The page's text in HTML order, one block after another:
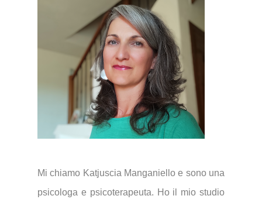
Mi chiamo Katjuscia Manganiello e sono una
psicologa e psicoterapeuta. Ho il mio studio